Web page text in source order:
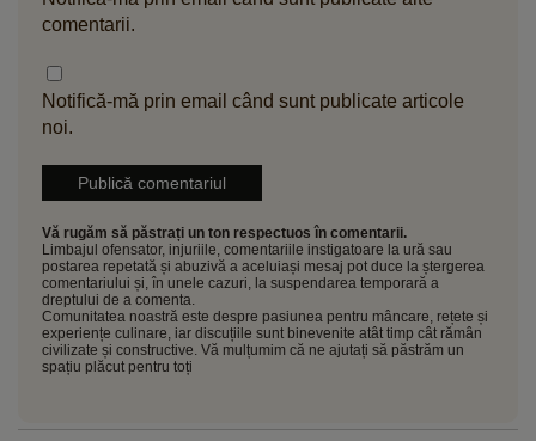
comentarii.
Notifică-mă prin email când sunt publicate articole
noi.
Vă rugăm să păstrați un ton respectuos în comentarii.
Limbajul ofensator, injuriile, comentariile instigatoare la ură sau
postarea repetată și abuzivă a aceluiași mesaj pot duce la ștergerea
comentariului și, în unele cazuri, la suspendarea temporară a
dreptului de a comenta.
Comunitatea noastră este despre pasiunea pentru mâncare, rețete și
experiențe culinare, iar discuțiile sunt binevenite atât timp cât rămân
civilizate și constructive. Vă mulțumim că ne ajutați să păstrăm un
spațiu plăcut pentru toți